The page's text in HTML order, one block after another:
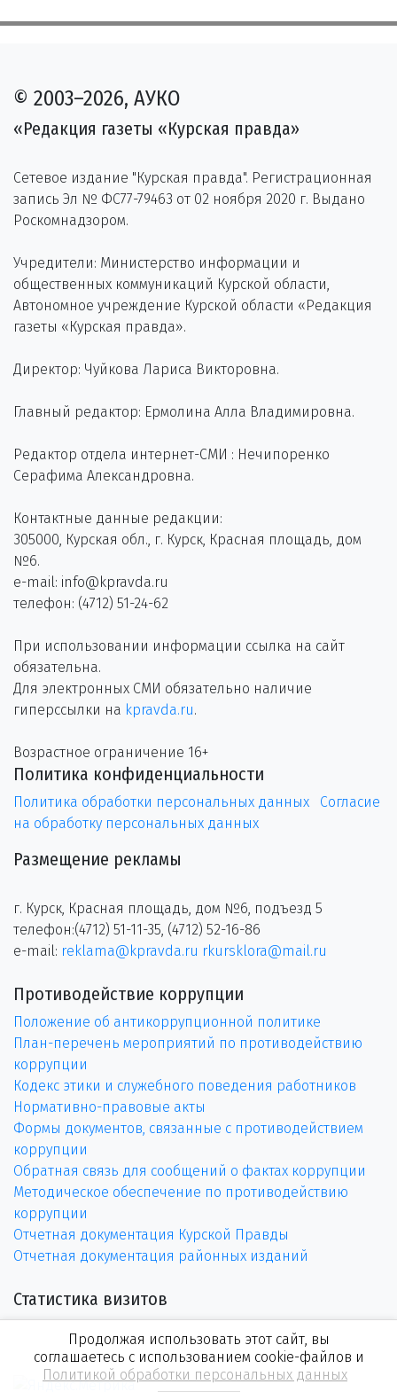
© 2003–2026, АУКО
«Редакция газеты «Курская правда»
Сетевое издание "Курская правда". Регистрационная
запись Эл № ФС77-79463 от 02 ноября 2020 г. Выдано
Роскомнадзором.
Учредители: Министерство информации и
общественных коммуникаций Курской области,
Автономное учреждение Курской области «Редакция
газеты «Курская правда».
Директор: Чуйкова Лариса Викторовна.
Главный редактор: Ермолина Алла Владимировна.
Редактор отдела интернет-СМИ : Нечипоренко
Серафима Александровна.
Контактные данные редакции:
305000, Курская обл., г. Курск, Красная площадь, дом
№6.
e-mail: info@kpravda.ru
телефон: (4712) 51-24-62
При использовании информации ссылка на сайт
обязательна.
Для электронных СМИ обязательно наличие
гиперссылки на kpravda.ru.
Возрастное ограничение 16+
Политика конфиденциальности
Политика обработки персональных данных
Согласие
на обработку персональных данных
Размещение рекламы
г. Курск, Красная площадь, дом №6, подъезд 5
телефон:(4712) 51-11-35, (4712) 52-16-86
e-mail: reklama@kpravda.ru rkursklora@mail.ru
Противодействие коррупции
Положение об антикоррупционной политике
План-перечень мероприятий по противодействию
коррупции
Кодекс этики и служебного поведения работников
Нормативно-правовые акты
Формы документов, связанные с противодействием
коррупции
Обратная связь для сообщений о фактах коррупции
Методическое обеспечение по противодействию
коррупции
Отчетная документация Курской Правды
Отчетная документация районных изданий
Статистика визитов
Продолжая использовать этот сайт, вы
соглашаетесь с использованием cookie-файлов и
Политикой обработки персональных данных